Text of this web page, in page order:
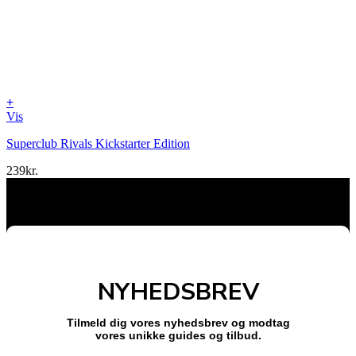
+
Vis
Superclub Rivals Kickstarter Edition
239kr.
NYHEDSBREV
Tilmeld dig vores nyhedsbrev og modtag
vores unikke guides og tilbud.